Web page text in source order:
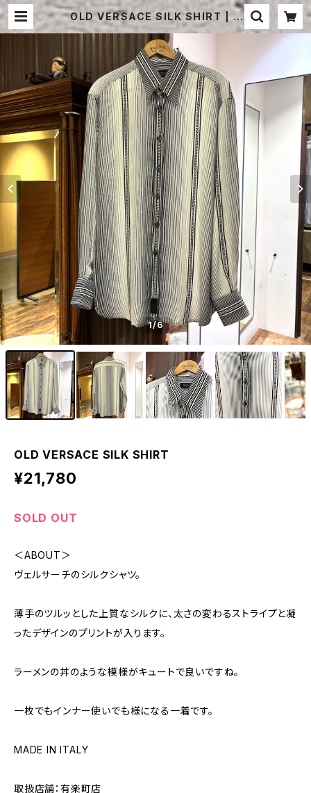
OLD VERSACE SILK SHIRT | S
TRAYSHEEP ONLINE
1/6
OLD VERSACE SILK SHIRT
¥21,780
SOLD OUT
＜ABOUT＞
ヴェルサーチのシルクシャツ。
薄手のツルッとした上質なシルクに、太さの変わるストライプと凝
ったデザインのプリントが入ります。
ラーメンの丼のような模様がキュートで良いですね。
一枚でもインナー使いでも様になる一着です。
MADE IN ITALY
取扱店舗：有楽町店